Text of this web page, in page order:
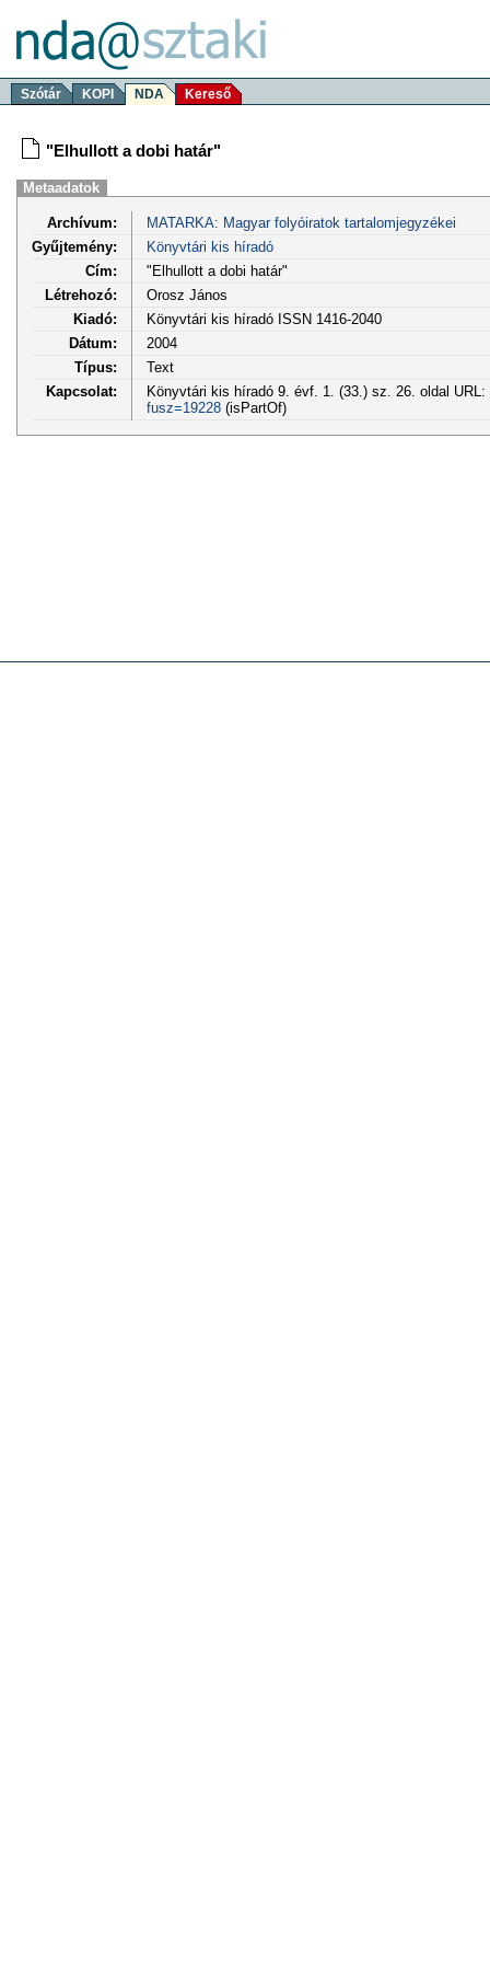
Szótár KOPI NDA Kereső
"Elhullott a dobi határ"
Metaadatok
Archívum:
MATARKA: Magyar folyóiratok tartalomjegyzékei
Gyűjtemény:
Könyvtári kis híradó
Cím:
"Elhullott a dobi határ"
Létrehozó:
Orosz János
Kiadó:
Könyvtári kis híradó ISSN 1416-2040
Dátum:
2004
Típus:
Text
Kapcsolat:
Könyvtári kis híradó 9. évf. 1. (33.) sz. 26. oldal URL:
fusz=19228(isPartOf)